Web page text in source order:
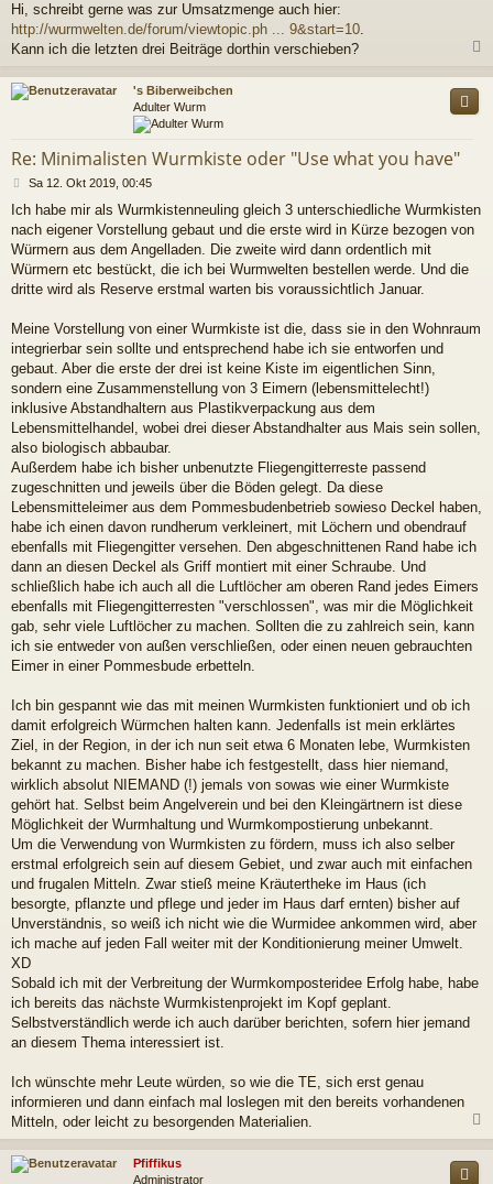
i
t
r
g
Hi, schreibt gerne was zur Umsatzmenge auch hier:
http://wurmwelten.de/forum/viewtopic.ph ... 9&start=10
Kann ich die letzten drei Beiträge dorthin verschieben?
c
's Biberweibchen
Adulter Wurm
Re: Minimalisten Wurmkiste oder "Use what you have"
B
i
t
r
a
g
Sa 12. Okt 2019, 00:45
Ich habe mir als Wurmkistenneuling gleich 3 unterschiedliche Wurmkisten
nach eigener Vorstellung gebaut und die erste wird in Kürze bezogen von
Würmern aus dem Angelladen. Die zweite wird dann ordentlich mit
Würmern etc bestückt, die ich bei Wurmwelten bestellen werde. Und die
dritte wird als Reserve erstmal warten bis voraussichtlich Januar.
Meine Vorstellung von einer Wurmkiste ist die, dass sie in den Wohnraum
integrierbar sein sollte und entsprechend habe ich sie entworfen und
gebaut. Aber die erste der drei ist keine Kiste im eigentlichen Sinn,
sondern eine Zusammenstellung von 3 Eimern (lebensmittelecht!)
inklusive Abstandhaltern aus Plastikverpackung aus dem
Lebensmittelhandel, wobei drei dieser Abstandhalter aus Mais sein sollen,
also biologisch abbaubar.
Außerdem habe ich bisher unbenutzte Fliegengitterreste passend
zugeschnitten und jeweils über die Böden gelegt. Da diese
Lebensmitteleimer aus dem Pommesbudenbetrieb sowieso Deckel haben,
habe ich einen davon rundherum verkleinert, mit Löchern und obendrauf
ebenfalls mit Fliegengitter versehen. Den abgeschnittenen Rand habe ich
dann an diesen Deckel als Griff montiert mit einer Schraube. Und
schließlich habe ich auch all die Luftlöcher am oberen Rand jedes Eimers
ebenfalls mit Fliegengitterresten "verschlossen", was mir die Möglichkeit
gab, sehr viele Luftlöcher zu machen. Sollten die zu zahlreich sein, kann
ich sie entweder von außen verschließen, oder einen neuen gebrauchten
Eimer in einer Pommesbude erbetteln.
Ich bin gespannt wie das mit meinen Wurmkisten funktioniert und ob ich
damit erfolgreich Würmchen halten kann. Jedenfalls ist mein erklärtes
Ziel, in der Region, in der ich nun seit etwa 6 Monaten lebe, Wurmkisten
bekannt zu machen. Bisher habe ich festgestellt, dass hier niemand,
wirklich absolut NIEMAND (!) jemals von sowas wie einer Wurmkiste
gehört hat. Selbst beim Angelverein und bei den Kleingärtnern ist diese
Möglichkeit der Wurmhaltung und Wurmkompostierung unbekannt.
Um die Verwendung von Wurmkisten zu fördern, muss ich also selber
erstmal erfolgreich sein auf diesem Gebiet, und zwar auch mit einfachen
und frugalen Mitteln. Zwar stieß meine Kräutertheke im Haus (ich
besorgte, pflanzte und pflege und jeder im Haus darf ernten) bisher auf
Unverständnis, so weiß ich nicht wie die Wurmidee ankommen wird, aber
ich mache auf jeden Fall weiter mit der Konditionierung meiner Umwelt.
XD
Sobald ich mit der Verbreitung der Wurmkomposteridee Erfolg habe, habe
ich bereits das nächste Wurmkistenprojekt im Kopf geplant.
Selbstverständlich werde ich auch darüber berichten, sofern hier jemand
an diesem Thema interessiert ist.
Ich wünschte mehr Leute würden, so wie die TE, sich erst genau
informieren und dann einfach mal loslegen mit den bereits vorhandenen
Mitteln, oder leicht zu besorgenden Materialien.
a
Pfiffikus
Administrator